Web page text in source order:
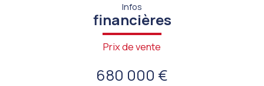
Infos
financières
Prix de vente
680 000 €